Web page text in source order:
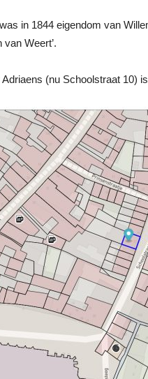
in 1844 eigendom van
van Weert’.
(nu Schoolstraat 10)